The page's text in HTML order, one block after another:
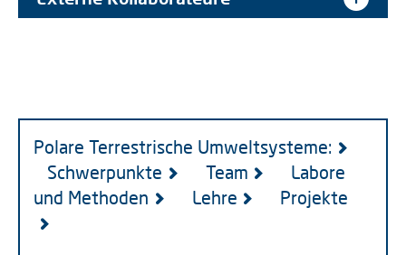
Polare Terrestrische Umweltsysteme:
Schwerpunkte
Team
Labore
und Methoden
Lehre Projekte